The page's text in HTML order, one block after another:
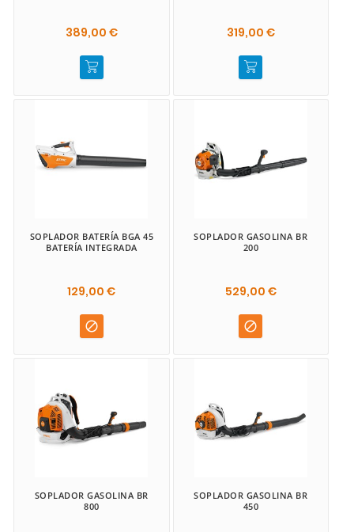
389,00 € 319,00 €
SOPLADOR BATERÍA BGA 45
BATERÍA INTEGRADA
129,00 €

SOPLADOR GASOLINA BR
200
529,00 €

SOPLADOR GASOLINA BR
800
SOPLADOR GASOLINA BR
450